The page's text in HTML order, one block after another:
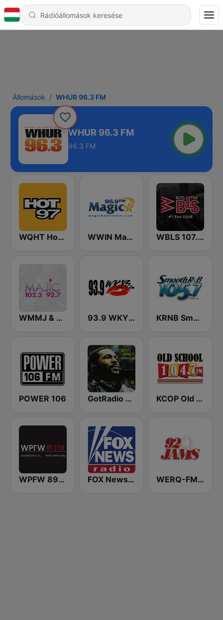
Állomások WHUR 96.3 FM
WHUR 96.3 FM
96.3 FM
WQHT Hot 97 FM WWIN Magic 95.9 FM WBLS 107.5 FM (US Only)
WMMJ & WDCJ Majic (US Only) 93.9 WKYS (US Only) KRNB Smooth R&B 105.7 FM (US Only)
POWER 106 GotRadio - R&B Classics KCOP Old School 104.7 FM
WPFW 89.3 FM FOX News Radio WERQ-FM 92Q Jams (US Only)